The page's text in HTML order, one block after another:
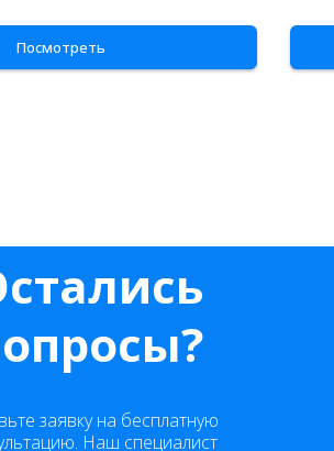
Посмотреть
заявку на бесплатную
Наш специалист